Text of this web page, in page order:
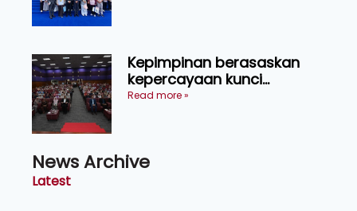
Kepimpinan berasaskan
kepercayaan kunci
kecemerlangan institusi -
Read more »
News Archive
Latest